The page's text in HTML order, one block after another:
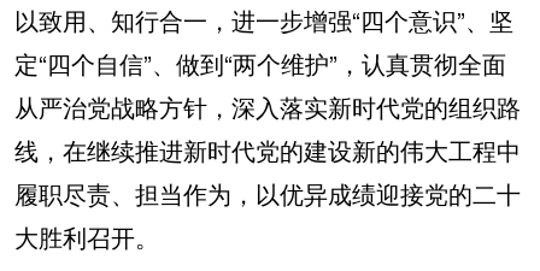
多语种频道
Русский язык 日本語 한국어
Deutsch Português
以致用、知行合一，进一步增强“四个意识”、坚
定“四个自信”、做到“两个维护”，认真贯彻全面
从严治党战略方针，深入落实新时代党的组织路
线，在继续推进新时代党的建设新的伟大工程中
履职尽责、担当作为，以优异成绩迎接党的二十
大胜利召开。